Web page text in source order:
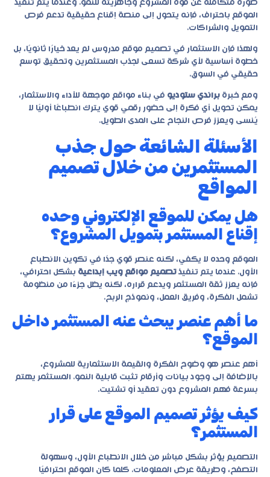
صورة متكاملة عن قوة المشروع وجاهزيته للنمو. وعندما يتم تنفيذ
الموقع باحتراف، فإنه يتحول إلى منصة إقناع حقيقية تدعم فرص
التمويل والشراكات.
ولهذا فإن الاستثمار في تصميم موقع مدروس لم يعد خيارًا ثانويًا، بل
خطوة أساسية لأي شركة تسعى لجذب المستثمرين وتحقيق توسع
حقيقي في السوق.
ومع خبرة براندي ستوديو في بناء مواقع موجهة للأداء والاستثمار،
يمكن تحويل أي فكرة إلى حضور رقمي قوي يترك انطباعًا أوليًا لا
يُنسى ويعزز فرص النجاح على المدى الطويل.
الأسئلة الشائعة حول جذب
المستثمرين من خلال تصميم
المواقع
هل يمكن للموقع الإلكتروني وحده
إقناع المستثمر بتمويل المشروع؟
الموقع وحده لا يكفي، لكنه عنصر قوي جدًا في تكوين الانطباع
الأول. عندما يتم تنفيذ تصميم مواقع ويب إبداعية بشكل احترافي،
فإنه يعزز ثقة المستثمر ويدعم قراره، لكنه يظل جزءًا من منظومة
تشمل الفكرة، وفريق العمل، ونموذج الربح.
ما أهم عنصر يبحث عنه المستثمر داخل
الموقع؟
أهم عنصر هو وضوح الفكرة والقيمة الاستثمارية للمشروع،
بالإضافة إلى وجود بيانات وأرقام تثبت قابلية النمو. المستثمر يهتم
بسرعة فهم المشروع دون تعقيد أو تشتيت.
كيف يؤثر تصميم الموقع على قرار
المستثمر؟
التصميم يؤثر بشكل مباشر من خلال الانطباع الأول، وسهولة
التصفح، وطريقة عرض المعلومات. كلما كان الموقع احترافيًا